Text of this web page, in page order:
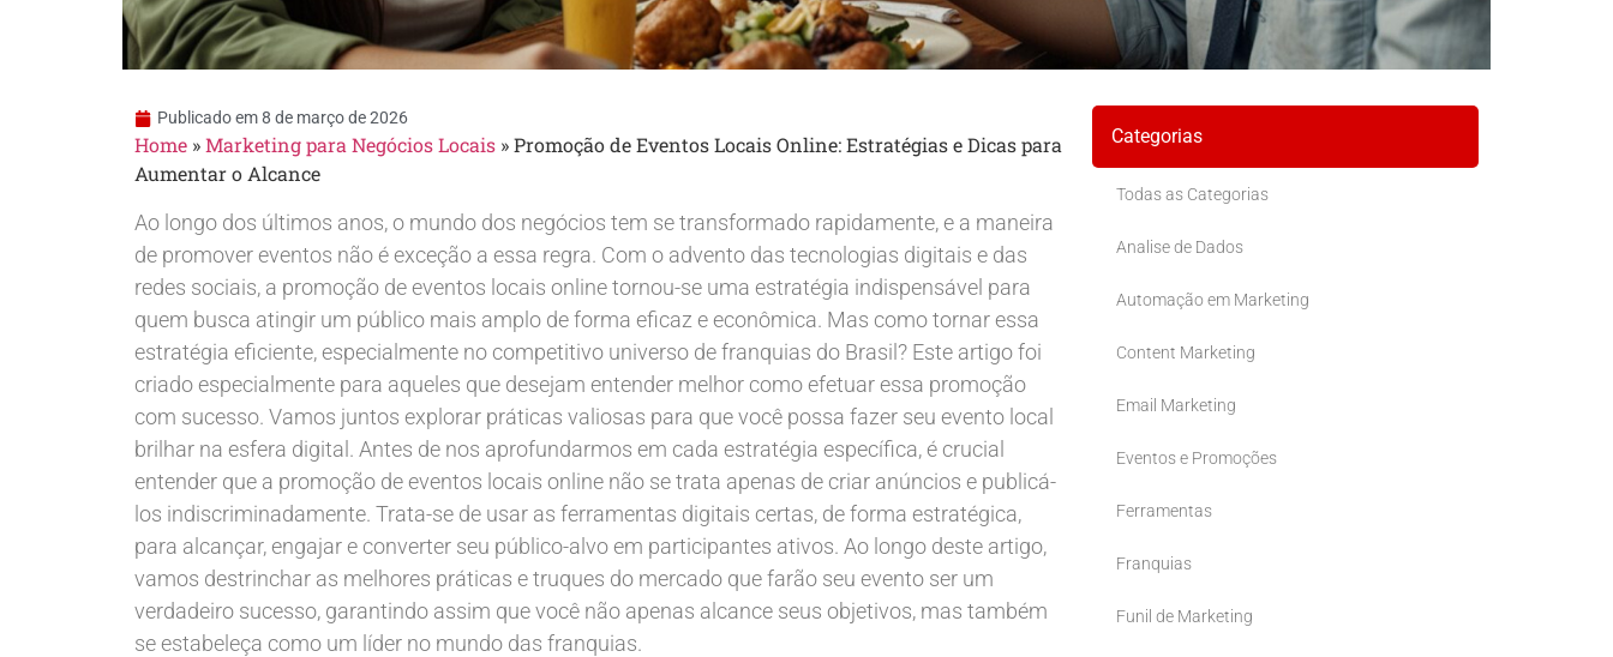
Publicado em8 de março de 2026
Home »Marketing para Negócios Locais »Promoção de Eventos Locais Online: Estratégias e Dicas para
Aumentar o Alcance
Ao longo dos últimos anos, o mundo dos negócios tem se transformado rapidamente, e a maneira
de promover eventos não é exceção a essa regra. Com o advento das tecnologias digitais e das
redes sociais, a promoção de eventos locais online tornou-se uma estratégia indispensável para
quem busca atingir um público mais amplo de forma eficaz e econômica. Mas como tornar essa
estratégia eficiente, especialmente no competitivo universo de franquias do Brasil? Este artigo foi
criado especialmente para aqueles que desejam entender melhor como efetuar essa promoção
com sucesso. Vamos juntos explorar práticas valiosas para que você possa fazer seu evento local
brilhar na esfera digital. Antes de nos aprofundarmos em cada estratégia específica, é crucial
entender que a promoção de eventos locais online não se trata apenas de criar anúncios e publicá-
los indiscriminadamente. Trata-se de usar as ferramentas digitais certas, de forma estratégica,
para alcançar, engajar e converter seu público-alvo em participantes ativos. Ao longo deste artigo,
vamos destrinchar as melhores práticas e truques do mercado que farão seu evento ser um
verdadeiro sucesso, garantindo assim que você não apenas alcance seus objetivos, mas também
se estabeleça como um líder no mundo das franquias.
Categorias
Todas as Categorias
Analise de Dados
Automação em Marketing
Content Marketing
Email Marketing
Eventos e Promoções
Ferramentas
Franquias
Funil de Marketing